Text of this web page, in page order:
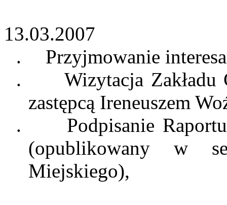
13.03.2007
.
Przyjmowanie
.
Wizytacja
zastępcą Ireneuszem
.
Podpisanie
(opublikowany w
Miejskiego),